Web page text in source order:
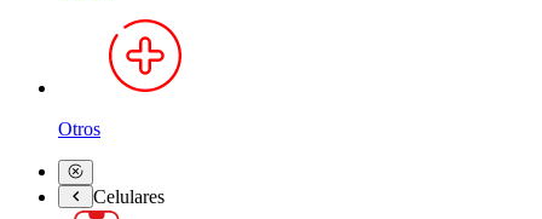
Otros
Celulares